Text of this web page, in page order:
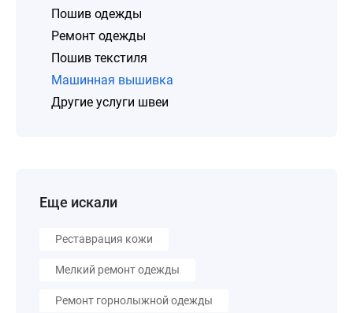
Пошив одежды
Ремонт одежды
Пошив текстиля
Машинная вышивка
Другие услуги швеи
Еще искали
Реставрация кожи
Мелкий ремонт одежды
Ремонт горнолыжной одежды